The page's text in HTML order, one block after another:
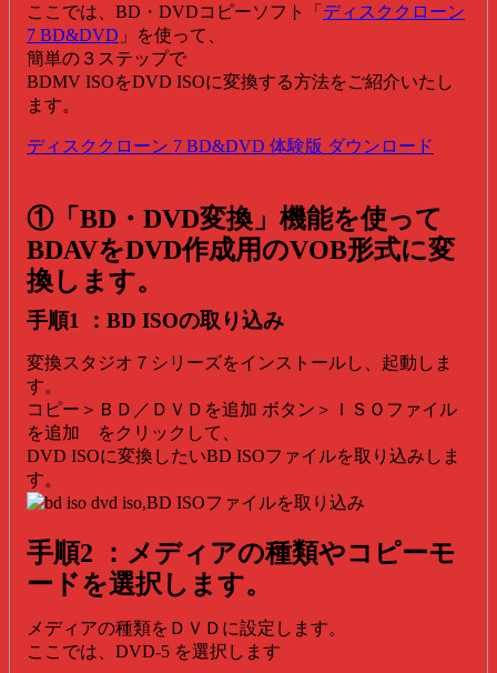
ここでは、BD・DVDコピーソフト「 ディスククローン
7 BD&DVD 」を使って、
簡単の３ステップで
BDMV ISOをDVD ISOに変換する方法をご紹介いたし
ます。
ディスククローン 7 BD&DVD 体験版 ダウンロード
①「BD・DVD変換」機能を使って
BDAVをDVD作成用のVOB形式に変
換します。
手順1 ：BD ISOの取り込み
変換スタジオ７シリーズをインストールし、起動しま
す。
コピー＞ＢＤ／ＤＶＤを追加 ボタン＞ＩＳＯファイル
を追加 をクリックして、
DVD ISOに変換したいBD ISOファイルを取り込みしま
す。
手順2 ：メディアの種類やコピーモ
ードを選択します。
メディアの種類をＤＶＤに設定します。
ここでは、DVD-5 を選択します